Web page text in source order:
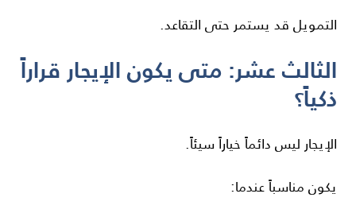
التمويل قد يستمر حتى التقاعد.
الثالث عشر: متى يكون الإيجار قراراً
ذكياً؟
الإيجار ليس دائماً خياراً سيئاً.
يكون مناسباً عندما: